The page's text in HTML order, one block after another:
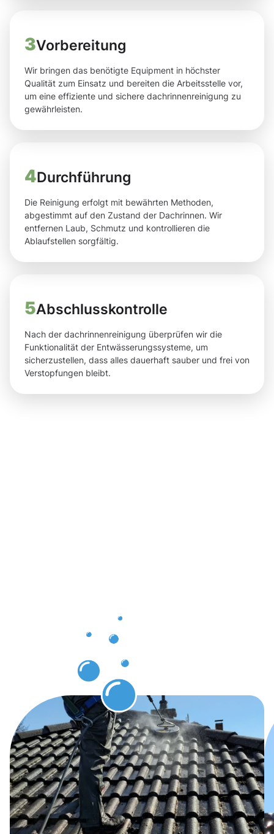
3Vorbereitung
Wir bringen das benötigte Equipment in höchster
Qualität zum Einsatz und bereiten die Arbeitsstelle vor,
um eine effiziente und sichere dachrinnenreinigung zu
gewährleisten.
4Durchführung
Die Reinigung erfolgt mit bewährten Methoden,
abgestimmt auf den Zustand der Dachrinnen. Wir
entfernen Laub, Schmutz und kontrollieren die
Ablaufstellen sorgfältig.
5Abschlusskontrolle
Nach der dachrinnenreinigung überprüfen wir die
Funktionalität der Entwässerungssysteme, um
sicherzustellen, dass alles dauerhaft sauber und frei von
Verstopfungen bleibt.